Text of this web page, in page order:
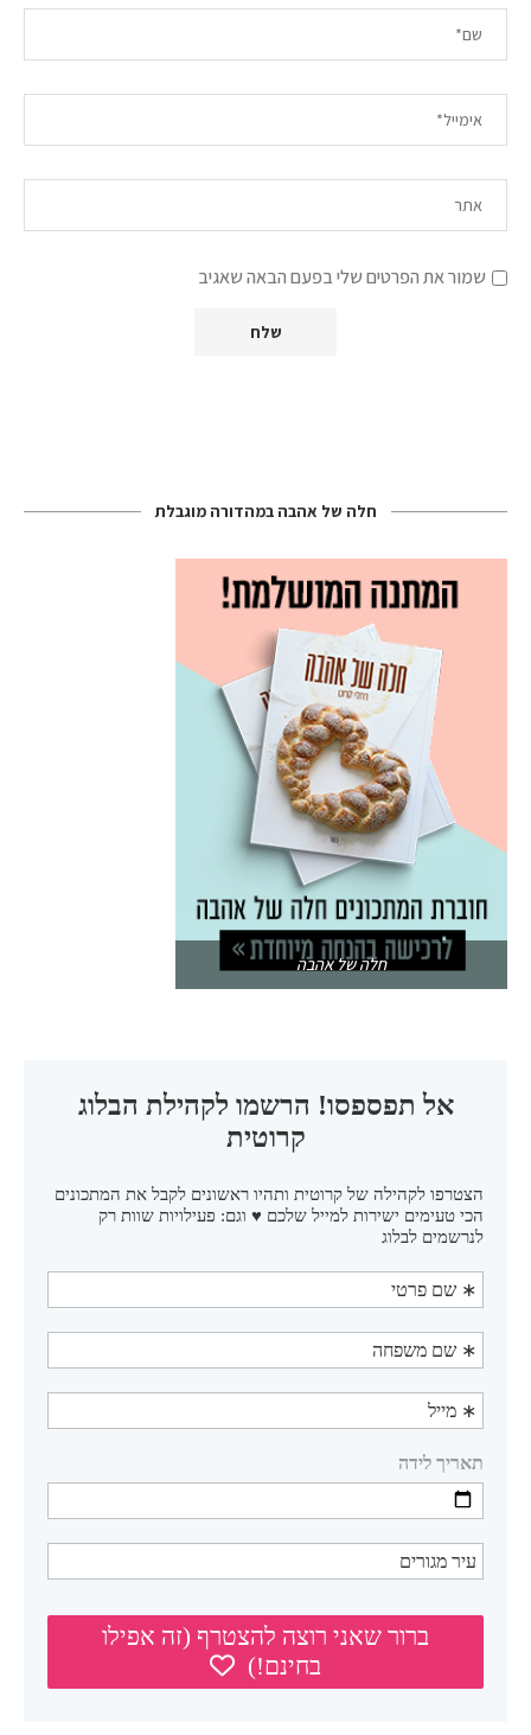
שמור את הפרטים שלי בפעם הבאה שאגיב
חלה של אהבה במהדורה מוגבלת
חלה של אהבה